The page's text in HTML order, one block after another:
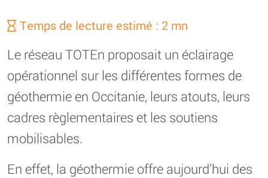
Temps de lecture estimé : 2 mn
Le réseau TOTEn proposait un éclairage
opérationnel sur les différentes formes de
géothermie en Occitanie, leurs atouts, leurs
cadres règlementaires et les soutiens
mobilisables.
En effet, la géothermie offre aujourd’hui des